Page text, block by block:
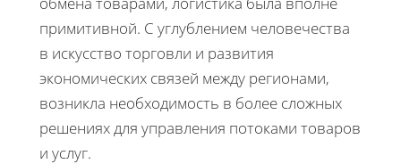
примитивной. С углублением человечества
в искусство торговли и развития
экономических связей между регионами,
возникла необходимость в более сложных
решениях для управления потоками товаров
и услуг.